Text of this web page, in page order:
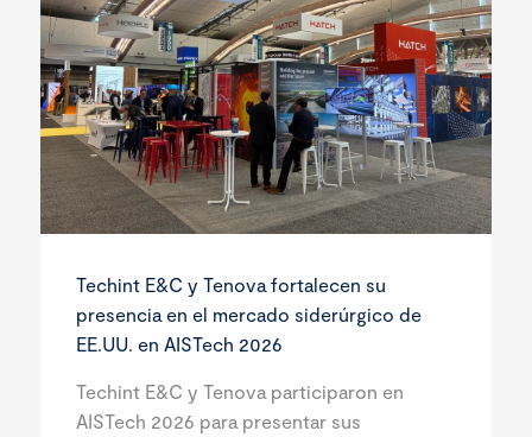
Techint E&C y Tenova fortalecen su
presencia en el mercado siderúrgico de
EE.UU. en AISTech 2026
Techint E&C y Tenova participaron en
AISTech 2026 para presentar sus